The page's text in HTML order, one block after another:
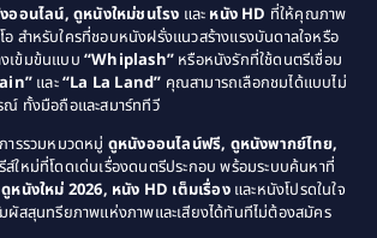
Coming of Age ก้าวพ้นวัย(1)
Coming-of-Age(3)
Community(1)
Crime อาชญากรรม(78)
1978
1975
1970
1968
1963
ออนไลน์, ดูหนังใหม่ชนโรง และ หนัง HD ที่ให้คุณภาพ
สำหรับใครที่ชอบหนังฝรั่งแนวสร้างแรงบันดาลใจหรือ
เข้มข้นแบบ “Whiplash” หรือหนังรักที่ใช้ดนตรีเชื่อม
และ“La La Land” คุณสามารถเลือกชมได้แบบไม่
ทั้งมือถือและสมาร์ททีวี
ารรวมหมวดหมู่ ดูหนังออนไลน์ฟรี, ดูหนังพากย์ไทย,
ส์ใหม่ที่โดดเด่นเรื่องดนตรีประกอบ พร้อมระบบค้นหาที่
ดูหนังใหม่ 2026, หนัง HD เต็มเรื่องและหนังโปรดในใจ
ผัสสุนทรียภาพแห่งภาพและเสียงได้ทันทีไม่ต้องสมัคร